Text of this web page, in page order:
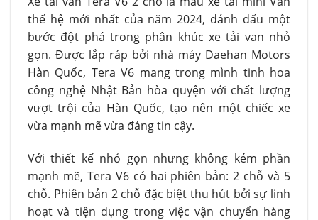
thế hệ mới nhất của năm 2024, đánh dấu một
bước đột phá trong phân khúc xe tải van nhỏ
gọn. Được lắp ráp bởi nhà máy Daehan Motors
Hàn Quốc, Tera V6 mang trong mình tinh hoa
công nghệ Nhật Bản hòa quyện với chất lượng
vượt trội của Hàn Quốc, tạo nên một chiếc xe
vừa mạnh mẽ vừa đáng tin cậy.
Với thiết kế nhỏ gọn nhưng không kém phần
mạnh mẽ, Tera V6 có hai phiên bản: 2 chỗ và 5
chỗ. Phiên bản 2 chỗ đặc biệt thu hút bởi sự linh
hoạt và tiện dụng trong việc vận chuyển hàng